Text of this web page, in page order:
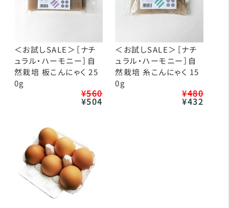
＜お試しSALE＞［ナチ
ュラル・ハーモニー］自
然栽培 板こんにゃく 25
0g
¥560
¥504
＜お試しSALE＞［ナチ
ュラル・ハーモニー］自
然栽培 糸こんにゃく 15
0g
¥480
¥432